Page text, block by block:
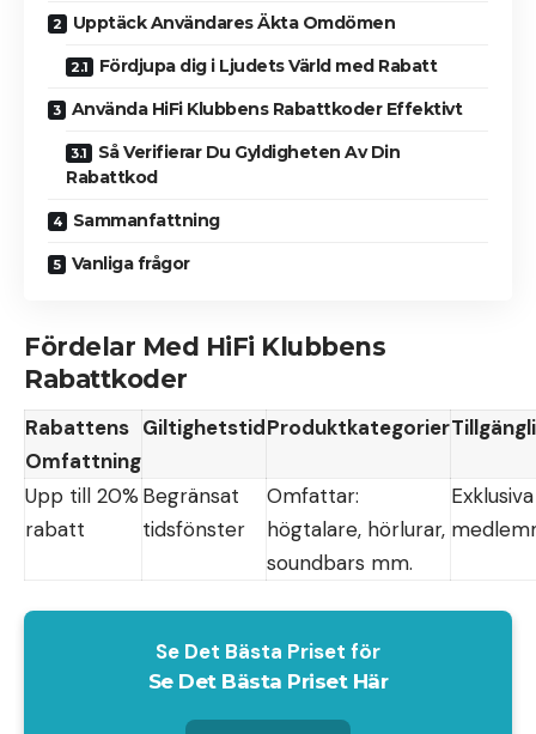
Upptäck Användares Äkta Omdömen
Fördjupa dig i Ljudets Värld med Rabatt
Använda HiFi Klubbens Rabattkoder Effektivt
Så Verifierar Du Gyldigheten Av Din
Rabattkod
Sammanfattning
Vanliga frågor
Fördelar Med HiFi Klubbens
Rabattkoder
Rabattens
Omfattning
GiltighetstidProduktkategorier
Upp till 20%
rabatt
Begränsat
tidsfönster
Omfattar:
högtalare, hörlurar,
soundbars mm.
Se Det Bästa Priset för
Se Det Bästa Priset Här